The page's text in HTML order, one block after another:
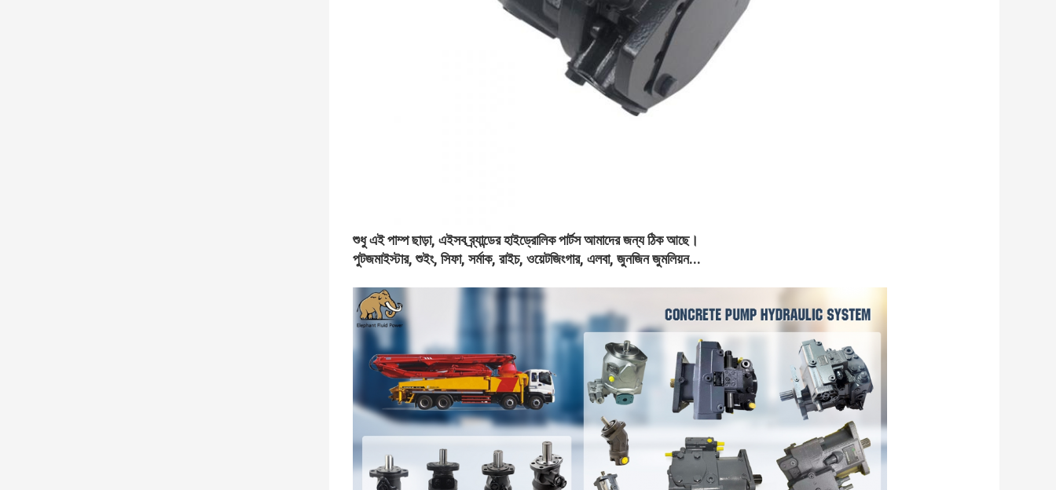
শুধু এই পাম্প ছাড়া, এইসব ব্র্যান্ডের হাইড্রোলিক পার্টস আমাদের জন্য ঠিক আছে।
পুটজমাইস্টার, শুইং, সিফা, সর্মাক, রাইচ, ওয়েটজিংগার, এলবা, জুনজিন জুমলিয়ন...